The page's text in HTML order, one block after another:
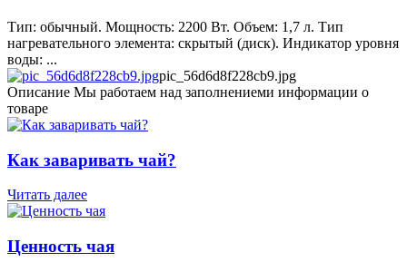
Тип: обычный. Мощность: 2200 Вт. Объем: 1,7 л. Тип
нагревательного элемента: скрытый (диск). Индикатор уровня
воды: ...
pic_56d6d8f228cb9.jpg
Описание Мы работаем над заполнениеми информации о
товаре
Как заваривать чай?
Читать далее
Ценность чая